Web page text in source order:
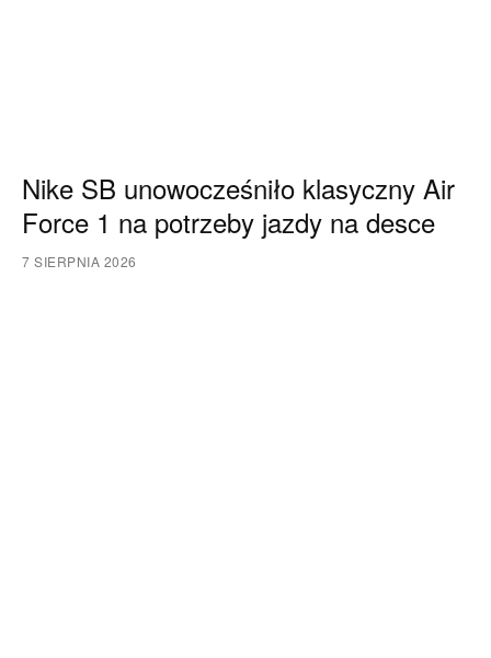
Nike SB unowocześniło klasyczny Air
Force 1 na potrzeby jazdy na desce
7 SIERPNIA 2026